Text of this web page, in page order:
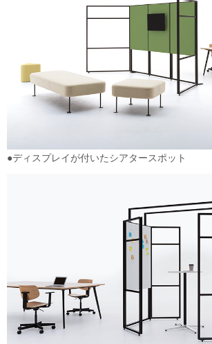
●ディスプレイが付いたシアタースポット